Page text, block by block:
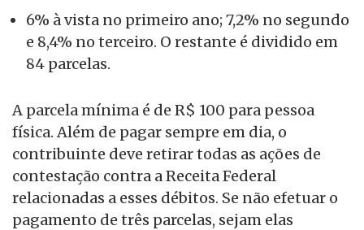
6% à vista no primeiro ano; 7,2% no segundo
e 8,4% no terceiro. O restante é dividido em
84 parcelas.
A parcela mínima é de R$ 100 para pessoa
física. Além de pagar sempre em dia, o
contribuinte deve retirar todas as ações de
contestação contra a Receita Federal
relacionadas a esses débitos. Se não efetuar o
pagamento de três parcelas, sejam elas